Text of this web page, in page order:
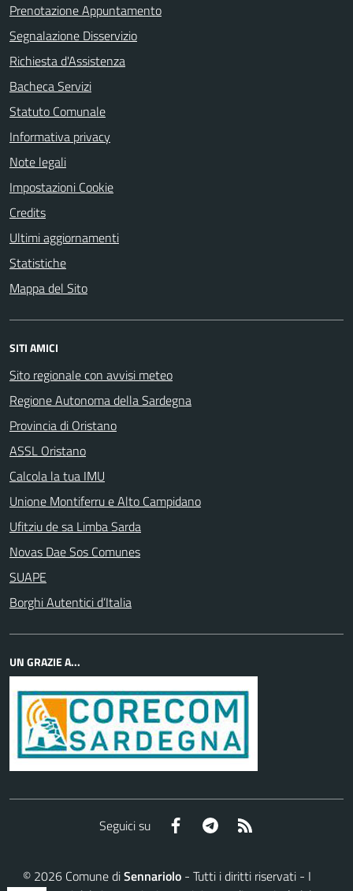
Prenotazione Appuntamento
Segnalazione Disservizio
Richiesta d'Assistenza
Bacheca Servizi
Statuto Comunale
Informativa privacy
Note legali
Impostazioni Cookie
Credits
Ultimi aggiornamenti
Statistiche
Mappa del Sito
SITI AMICI
Sito regionale con avvisi meteo
Regione Autonoma della Sardegna
Provincia di Oristano
ASSL Oristano
Calcola la tua IMU
Unione Montiferru e Alto Campidano
Ufitziu de sa Limba Sarda
Novas Dae Sos Comunes
SUAPE
Borghi Autentici d’Italia
UN GRAZIE A...
Seguici su Facebook Telegram
© 2026 Comune diSennariolo - Tutti i diritti riservati - I